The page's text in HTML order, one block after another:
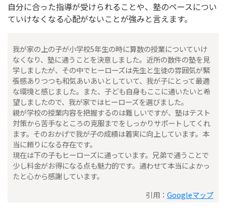
自分に合った指導が受けられることや、塾のペースについ
ていけなくなる心配がないことが強みと言えます。
我が家の上の子が小学校5年生の時に算数の授業についていけ
なくなり、塾に通うことを決意しました。近所の数件の塾を見
学しましたが、その中でヒーローズは先生と生徒の雰囲気が緊
張感ありつつも和気あいあいとしていて、我が子にとって最適
な環境と感じました。また、子ども自身もここに通いたいと希
望しましたので、我が家ではヒーローズを選びました。
親が学校の授業内容を把握するのは難しいですが、塾はテスト
対策から苦手なところの克服までをしっかりサポートしてくれ
ます。そのおかげで我が子の成績は着実に向上しています。本
当に頼りになる存在です。
現在は下の子もヒーローズに通っています。兄弟で通うことで
少し料金がお得になる点も魅力的です。通わせて本当によかっ
たと心から感謝しています。
引用： Googleマップ